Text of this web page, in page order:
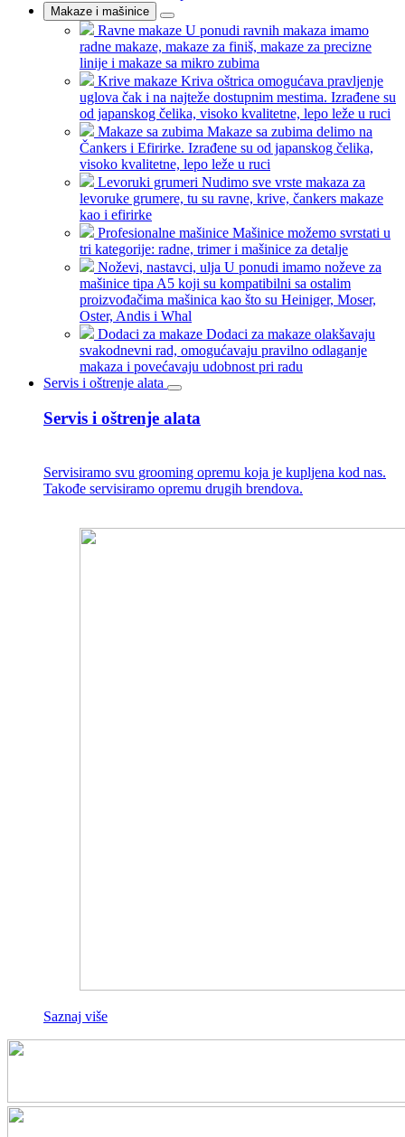
Makaze i mašinice
Ravne makaze U ponudi ravnih makaza imamo
radne makaze, makaze za finiš, makaze za precizne
linije i makaze sa mikro zubima
Krive makaze Kriva oštrica omogućava pravljenje
uglova čak i na najteže dostupnim mestima. Izrađene su
od japanskog čelika, visoko kvalitetne, lepo leže u ruci
Makaze sa zubima Makaze sa zubima delimo na
Čankers i Efirirke. Izrađene su od japanskog čelika,
visoko kvalitetne, lepo leže u ruci
Levoruki grumeri Nudimo sve vrste makaza za
levoruke grumere, tu su ravne, krive, čankers makaze
kao i efirirke
Profesionalne mašinice Mašinice možemo svrstati u
tri kategorije: radne, trimer i mašinice za detalje
Noževi, nastavci, ulja U ponudi imamo noževe za
mašinice tipa A5 koji su kompatibilni sa ostalim
proizvođačima mašinica kao što su Heiniger, Moser,
Oster, Andis i Whal
Dodaci za makaze Dodaci za makaze olakšavaju
svakodnevni rad, omogućavaju pravilno odlaganje
makaza i povećavaju udobnost pri radu
Servis i oštrenje alata
Servis i oštrenje alata
Servisiramo svu grooming opremu koja je kupljena kod nas.
Takođe servisiramo opremu drugih brendova.
Saznaj više